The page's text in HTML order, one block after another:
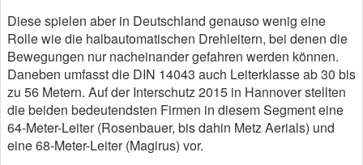
Diese spielen aber in Deutschland genauso wenig eine
Rolle wie die halbautomatischen Drehleitern, bei denen die
Bewegungen nur nacheinander gefahren werden können.
Daneben umfasst die DIN 14043 auch Leiterklasse ab 30 bis
zu 56 Metern. Auf der Interschutz 2015 in Hannover stellten
die beiden bedeutendsten Firmen in diesem Segment eine
64-Meter-Leiter (Rosenbauer, bis dahin Metz Aerials) und
eine 68-Meter-Leiter (Magirus) vor.